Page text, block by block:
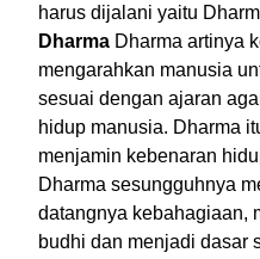
harus dijalani yaitu
Dharma Dharma artinya
mengarahkan manusia
sesuai dengan ajaran
hidup manusia. Dharma
menjamin kebenaran
Dharma sesungguhnya
datangnya kebahagiaan,
budhi dan menjadi dasar